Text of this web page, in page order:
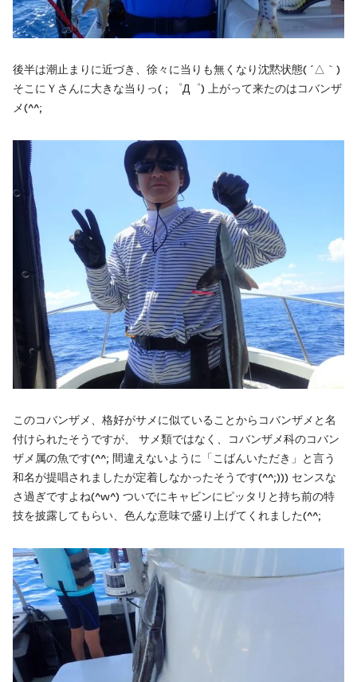
後半は潮止まりに近づき、徐々に当りも無くなり沈黙状態( ´△｀)
そこにＹさんに大きな当りっ( ; ゜Д゜) 上がって来たのはコバンザ
メ(^^;
このコバンザメ、格好がサメに似ていることからコバンザメと名
付けられたそうですが、 サメ類ではなく、コバンザメ科のコバン
ザメ属の魚です(^^; 間違えないように「こばんいただき」と言う
和名が提唱されましたが定着しなかったそうです(^^;))) センスな
さ過ぎですよね(^w^) ついでにキャビンにピッタリと持ち前の特
技を披露してもらい、色んな意味で盛り上げてくれました(^^;